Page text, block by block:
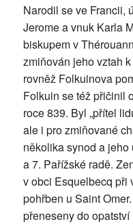
Narodil se ve Francii,
Jerome a vnuk Karla
biskupem v
zmiňován jeho vztah
rovněž Folkuinova
Folkuin se též přičinil
roce 839. Byl „přítel
ale i pro zmiňované
několika synod a
a 7. Pařížské radě.
v obci Esquelbecq při
pohřben u Saint
přeneseny do opatství